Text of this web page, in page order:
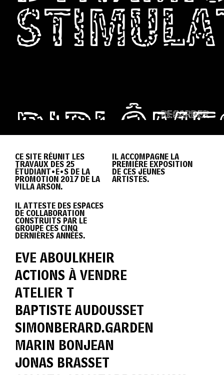
REGARDER
VILLA
ARSON
2017
CE SITE RÉUNIT LES
TRAVAUX DES 25
ÉTUDIANT•E•S DE LA
PROMOTION 2017 DE LA
VILLA ARSON.
IL ACCOMPAGNE LA
PREMIÈRE EXPOSITION
DE CES JEUNES
ARTISTES.
IL ATTESTE DES ESPACES
DE COLLABORATION
CONSTRUITS PAR LE
GROUPE CES CINQ
DERNIÈRES ANNÉES.
EVE ABOULKHEIR
ACTIONS À VENDRE
ATELIER T
BAPTISTE AUDOUSSET
SIMONBERARD.GARDEN
MARIN BONJEAN
JONAS BRASSET